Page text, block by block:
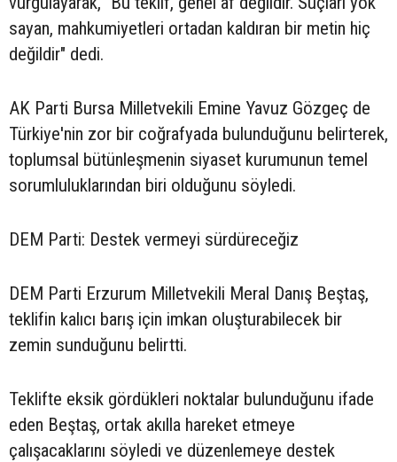
sayan, mahkumiyetleri ortadan kaldıran bir metin hiç
değildir" dedi.
AK Parti Bursa Milletvekili Emine Yavuz Gözgeç de
Türkiye'nin zor bir coğrafyada bulunduğunu belirterek,
toplumsal bütünleşmenin siyaset kurumunun temel
sorumluluklarından biri olduğunu söyledi.
DEM Parti: Destek vermeyi sürdüreceğiz
DEM Parti Erzurum Milletvekili Meral Danış Beştaş,
teklifin kalıcı barış için imkan oluşturabilecek bir
zemin sunduğunu belirtti.
Teklifte eksik gördükleri noktalar bulunduğunu ifade
eden Beştaş, ortak akılla hareket etmeye
çalışacaklarını söyledi ve düzenlemeye destek